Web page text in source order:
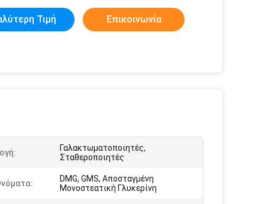
Τιμή Επικοινωνία
Γαλακτωματοποιητές,
Σταθεροποιητές
DMG, GMS, Αποσταγμένη
Μονοστεατική Γλυκερίνη